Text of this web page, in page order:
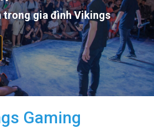
trong gia đình Vikings
Gaming